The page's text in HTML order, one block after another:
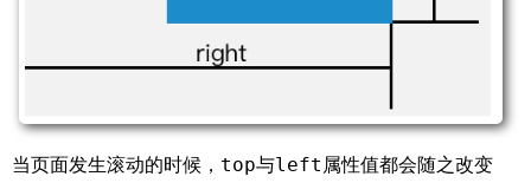
当页面发生滚动的时候， top与left 属性值都会随之改变